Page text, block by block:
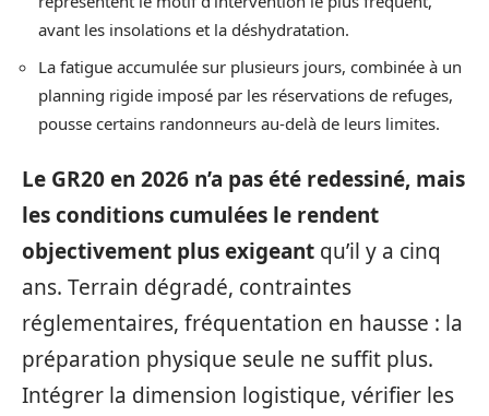
avant les insolations et la déshydratation.
La fatigue accumulée sur plusieurs jours, combinée à un
planning rigide imposé par les réservations de refuges,
pousse certains randonneurs au-delà de leurs limites.
Le GR20 en 2026 n’a pas été redessiné, mais
les conditions cumulées le rendent
objectivement plus exigeant qu’il y a cinq
ans. Terrain dégradé, contraintes
réglementaires, fréquentation en hausse : la
préparation physique seule ne suffit plus.
Intégrer la dimension logistique, vérifier les